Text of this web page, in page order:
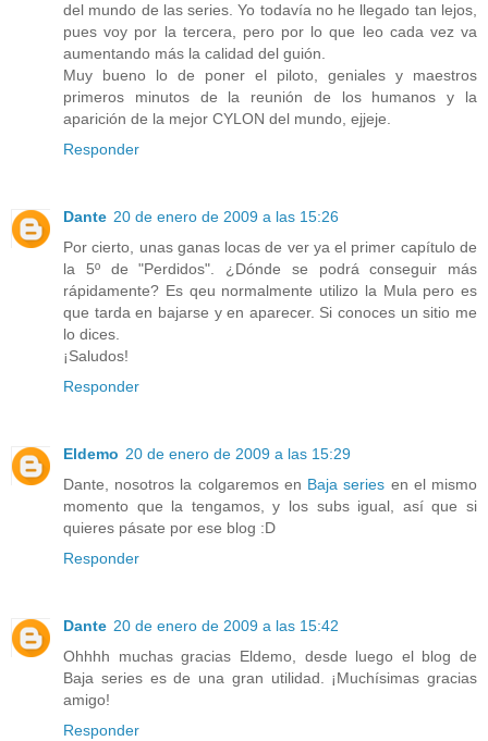
del mundo de las series. Yo todavía no he llegado tan lejos,
pues voy por la tercera, pero por lo que leo cada vez va
aumentando más la calidad del guión.
Muy bueno lo de poner el piloto, geniales y maestros
primeros minutos de la reunión de los humanos y la
aparición de la mejor CYLON del mundo, ejjeje.
Responder
Dante 20 de enero de 2009 a las 15:26
Por cierto, unas ganas locas de ver ya el primer capítulo de
la 5º de "Perdidos". ¿Dónde se podrá conseguir más
rápidamente? Es qeu normalmente utilizo la Mula pero es
que tarda en bajarse y en aparecer. Si conoces un sitio me
lo dices.
¡Saludos!
Responder
Eldemo 20 de enero de 2009 a las 15:29
Dante, nosotros la colgaremos en Baja series en el mismo
momento que la tengamos, y los subs igual, así que si
quieres pásate por ese blog :D
Responder
Dante 20 de enero de 2009 a las 15:42
Ohhhh muchas gracias Eldemo, desde luego el blog de
Baja series es de una gran utilidad. ¡Muchísimas gracias
amigo!
Responder